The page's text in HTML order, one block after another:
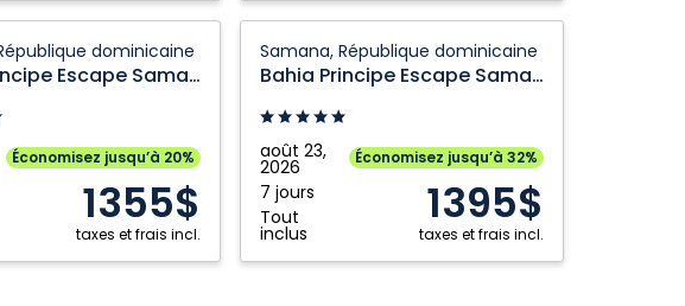
dominicaine
Bahia Principe Escape Samana
Économisez jusqu’à 20%
1355$
taxes et frais incl.
Samana, République dominicaine
Bahia Principe Escape Samana
août 23,
2026
7 jours
Tout
inclus
Économisez jusqu’à 32%
1395$
taxes et frais incl.
Principe
Escape
Samana:
Samana,
République
dominicaine